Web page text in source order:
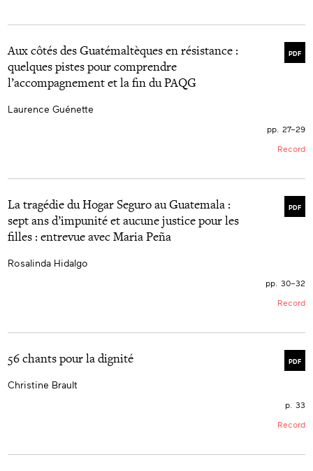
PDF
Aux côtés des Guatémaltèques en résistance :
quelques pistes pour comprendre
l’accompagnement et la fin du PAQG
Laurence Guénette
pp. 27–29
Record
PDF
La tragédie du Hogar Seguro au Guatemala :
sept ans d’impunité et aucune justice pour les
filles : entrevue avec Maria Peña
Rosalinda Hidalgo
pp. 30–32
Record
PDF
56 chants pour la dignité
Christine Brault
p. 33
Record